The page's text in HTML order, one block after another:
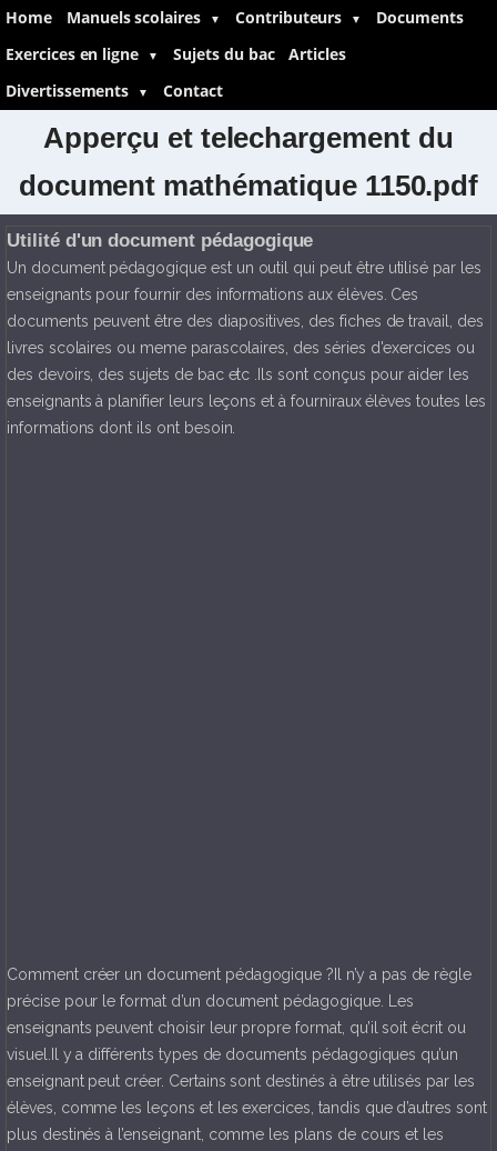
Home Manuels scolaires ▼ Contributeurs ▼
Documents
Exercices en ligne
▼ Sujets du bac
Articles
Divertissements
▼ Contact
Apperçu et telechargement du
document mathématique 1150.pdf
Utilité d'un document pédagogique
Un document pédagogique est un outil qui peut être utilisé par les
enseignants pour fournir des informations aux élèves. Ces
documents peuvent être des diapositives, des fiches de travail, des
livres scolaires ou meme parascolaires, des séries d'exercices ou
des devoirs, des sujets de bac etc .Ils sont conçus pour aider les
enseignants à planifier leurs leçons et à fourniraux élèves toutes les
informations dont ils ont besoin.
Comment créer un document pédagogique ?Il n’y a pas de règle
précise pour le format d’un document pédagogique. Les
enseignants peuvent choisir leur propre format, qu’il soit écrit ou
visuel.Il y a différents types de documents pédagogiques qu’un
enseignant peut créer. Certains sont destinés à être utilisés par les
élèves, comme les leçons et les exercices, tandis que d’autres sont
plus destinés à l’enseignant, comme les plans de cours et les